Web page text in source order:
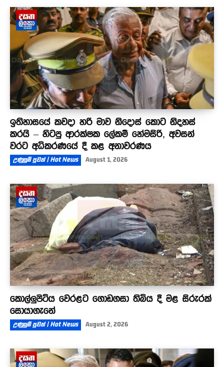
ඉතිහාසයේ කවදා හරි මාව නිදොස් කොට නිදහස්
කරයි – හිටපු ආරක්ෂක ලේකම් හේමසිරි, අවසන්
වරට අධිකරණයේ දී කළ අනාවරණය
උණුසුම් පුවත් | Hot News August 1, 2026
කොල්ලුපිටිය වෙරළට ගොඩගසා තිබිය දී මළ සිරුරක්
සොයාගැනේ
උණුසුම් පුවත් | Hot News August 2, 2026